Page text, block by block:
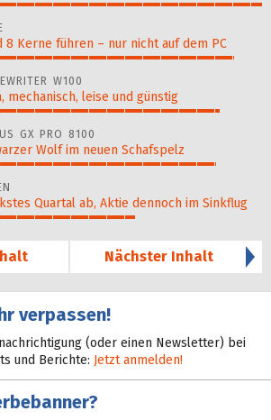
8 Kerne führen – nur nicht auf dem PC
W100
mechanisch, leise und günstig
GX PRO 8100
Wolf im neuen Schafspelz
Quartal ab, Aktie dennoch im Sinkflug
Nächster Inhalt
verpassen!
(oder einen Newsletter) bei
und Berichte: Jetzt anmelden!